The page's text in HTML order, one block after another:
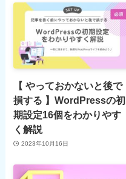
【 やっておかないと後で
損する 】WordPressの初
期設定16個をわかりやす
く解説
2023年10月16日